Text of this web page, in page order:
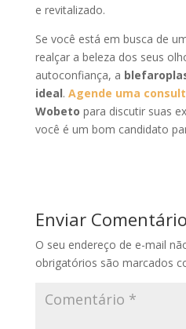
e revitalizado.
Se você está em busca de
realçar a beleza dos seus
autoconfiança, a
ideal. Agende uma
Wobeto para discutir suas
você é um bom candidato
Enviar Comentário
O seu endereço de e-mail
obrigatórios são marcados